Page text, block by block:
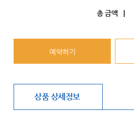
총 금액 ㅣ
예약하기
상품 상세정보